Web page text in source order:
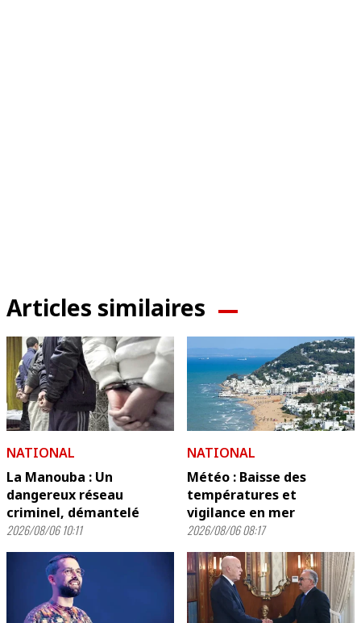
Articles similaires
NATIONAL
La Manouba : Un
dangereux réseau
criminel, démantelé
2026/08/06 10:11
NATIONAL
Météo : Baisse des
températures et
vigilance en mer
2026/08/06 08:17